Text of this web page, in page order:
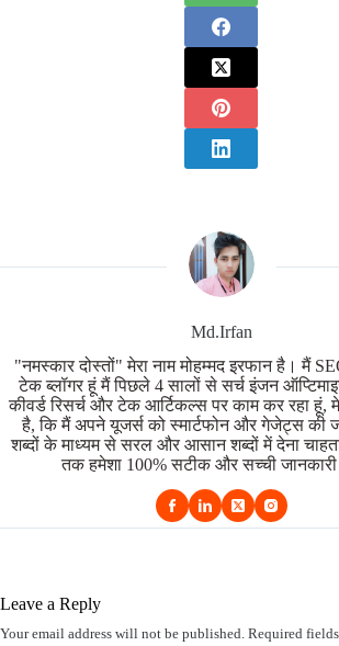
Md.Irfan
"नमस्कार दोस्तों" मेरा नाम मोहम्मद इरफान है। मैं
टेक ब्लॉगर हूं मैं पिछले 4 सालों से सर्च इंजन
कीवर्ड रिसर्च और टेक आर्टिकल्स पर काम कर रहा हूं,
है, कि मैं अपने यूजर्स को स्मार्टफोन और गेजेट्स की
शब्दों के माध्यम से सरल और आसान शब्दों में देना
तक हमेशा 100% सटीक और सच्ची
Leave a Reply
Your email address will not be published. Required